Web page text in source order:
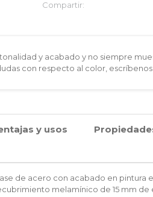
y
madera
Compartir:
y acabado y no siempre
con respecto al color,
y usos
de acero con acabado en pintura
melamínico de 15 mm de